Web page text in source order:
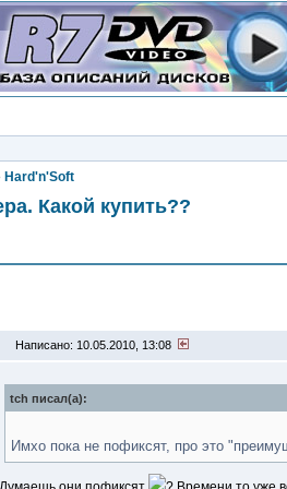
Hard'n'Soft
Какой купить??
Написано: 10.05.2010, 13:08
tch писал(a):
Имхо пока не пофиксят, про это